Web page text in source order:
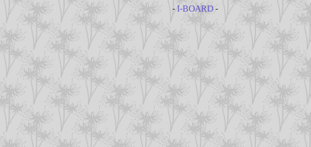
- I-BOARD-